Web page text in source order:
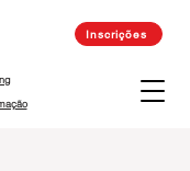
Inscrições